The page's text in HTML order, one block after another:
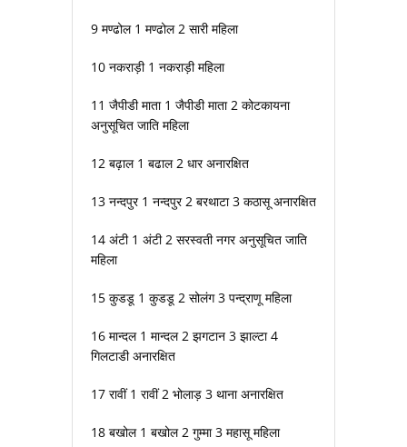
9 मण्ढोल 1 मण्ढोल 2 सारी महिला
10 नकराड़ी 1 नकराड़ी महिला
11 जैपीडी माता 1 जैपीडी माता 2 कोटकायना
अनुसूचित जाति महिला
12 बढ़ाल 1 बढाल 2 धार अनारक्षित
13 नन्दपुर 1 नन्दपुर 2 बरथाटा 3 कठासू अनारक्षित
14 अंटी 1 अंटी 2 सरस्वती नगर अनुसूचित जाति
महिला
15 कुडडू 1 कुडडू 2 सोलंग 3 पन्द्राणू महिला
16 मान्दल 1 मान्दल 2 झगटान 3 झाल्टा 4
गिलटाडी अनारक्षित
17 रावीं 1 रावीं 2 भोलाड़ 3 थाना अनारक्षित
18 बखोल 1 बखोल 2 गुम्मा 3 महासू महिला